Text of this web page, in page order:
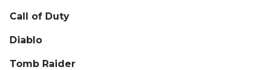
Call of Duty
Diablo
Tomb Raider